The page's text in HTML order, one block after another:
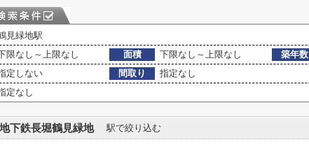
見緑地駅
限なし～上限なし 面積 下限なし～上限なし 築年数
定しない 間取り
指定なし
定なし
下鉄長堀鶴見緑地 駅で絞り込む